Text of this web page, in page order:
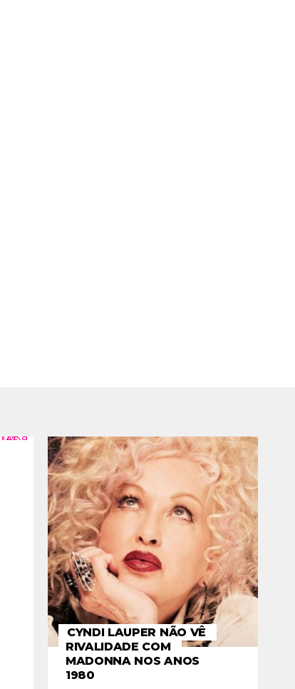
CYNDI LAUPER NÃO VÊ
RIVALIDADE COM
MADONNA NOS ANOS
1980